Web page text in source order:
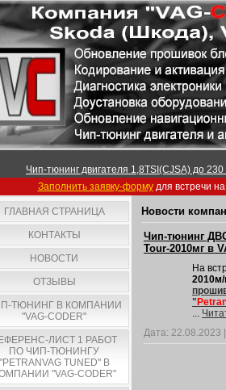
Чип-тюнинг двигателя 1,8TSI(CJSA) до
Заполнить заявку-формудля встречи на
ГЛАВНАЯ СТРАНИЦА
КОНТАКТЫ
НОВОСТИ
ОТЗЫВЫ
ТЮНИНГ В КОМПАНИИ
"VAG-CODER"
ЛИСТ 1 РАБОТ
ПО ЧИП-ТЮНИНГУ
"PETRANVAG TUNED" В
"VAG-CODER"
Новости
Чип-тюнинг
Tour-2010мг в
На
2010м/
"
...
Дата: 22.08.2023